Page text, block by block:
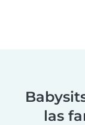
las